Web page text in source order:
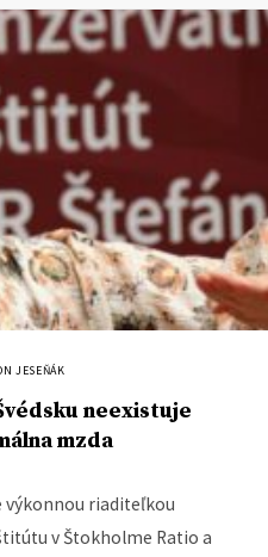
JESEŇÁK
neexistuje
mzda
riaditeľkou
v Štokholme Ratio a